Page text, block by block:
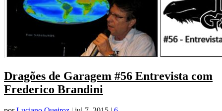
Dragões de Garagem #56 Entrevista com
Frederico Brandini